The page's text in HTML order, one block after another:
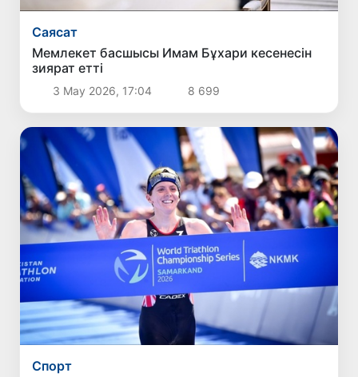
Саясат
Мемлекет басшысы Имам Бұхари кесенесін
зиярат етті
3 Мау 2026, 17:04 8 699
Спорт